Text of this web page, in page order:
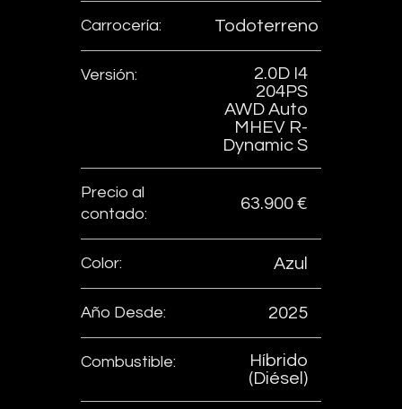
Carrocería: Todoterreno
Versión:
2.0D I4
204PS
AWD Auto
MHEV R-
Dynamic S
Precio al
contado:
63.900 €
Color: Azul
Año Desde: 2025
Combustible:
Híbrido
(Diésel)